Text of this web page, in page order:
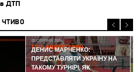
ДТП
ЧТИВО
ГЛІБ АНДРУСЕНКО
05 СЕРПНЯ 2026
ДЕНИС МАРЧЕНКО:
ПРЕДСТАВЛЯТИ УКРАЇНУ НА
ТАКОМУ ТУРНІРІ, ЯК